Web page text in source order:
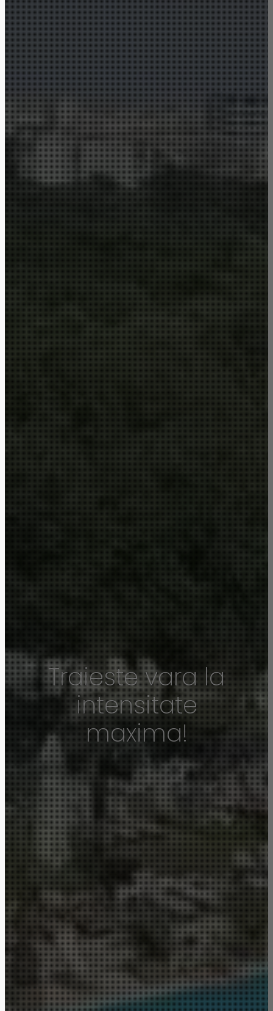
Traieste vara la
intensitate
maxima!